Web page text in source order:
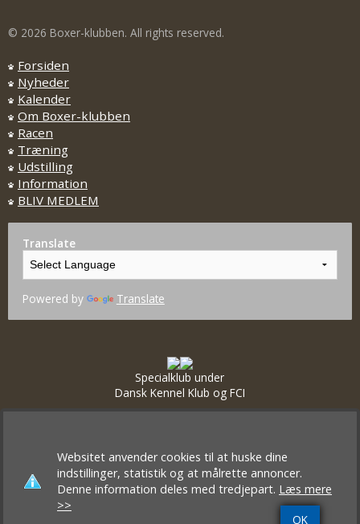
© 2026 Boxer-klubben. All rights reserved.
Forsiden
Nyheder
Kalender
Om Boxer-klubben
Racen
Træning
Udstilling
Information
BLIV MEDLEM
Translate
Powered by Translate
Specialklub under
Dansk Kennel Klub og FCI
OK
Websitet anvender cookies til at huske dine
indstillinger, statistik og at målrette annoncer.
Denne information deles med tredjepart. Læs mere
>>